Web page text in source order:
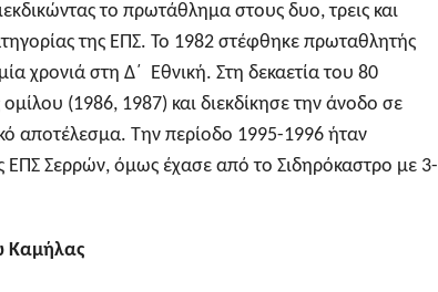
το πρωτάθλημα στους δυο, τρεις και
της ΕΠΣ. Το 1982 στέφθηκε πρωταθλητής
χρονιά στη Δ΄ Εθνική. Στη δεκαετία του 80
(1986, 1987) και διεκδίκησε την άνοδο σε
αποτέλεσμα. Την περίοδο 1995-1996 ήταν
ΕΠΣ Σερρών, όμως έχασε από το Σιδηρόκαστρο με 3-
Καμήλας